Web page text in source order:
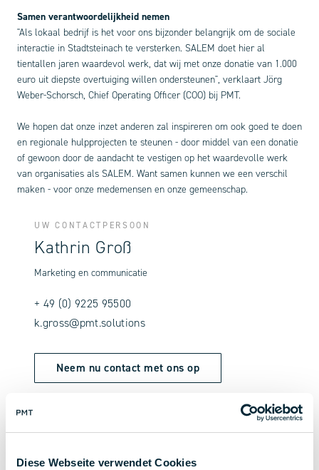
Diese Webseite verwendet Cookies
Samen verantwoordelijkheid nemen
"Als lokaal bedrijf is het voor ons bijzonder belangrijk om de sociale
interactie in Stadtsteinach te versterken. SALEM doet hier al
tientallen jaren waardevol werk, dat wij met onze donatie van 1.000
euro uit diepste overtuiging willen ondersteunen", verklaart Jörg
Weber-Schorsch, Chief Operating Officer (COO) bij PMT.
We hopen dat onze inzet anderen zal inspireren om ook goed te doen
en regionale hulpprojecten te steunen - door middel van een donatie
of gewoon door de aandacht te vestigen op het waardevolle werk
van organisaties als SALEM. Want samen kunnen we een verschil
maken - voor onze medemensen en onze gemeenschap.
UW CONTACTPERSOON
Kathrin Groß
Marketing en communicatie
+ 49 (0) 9225 95500
k.gross@pmt.solutions
Neem nu contact met ons op